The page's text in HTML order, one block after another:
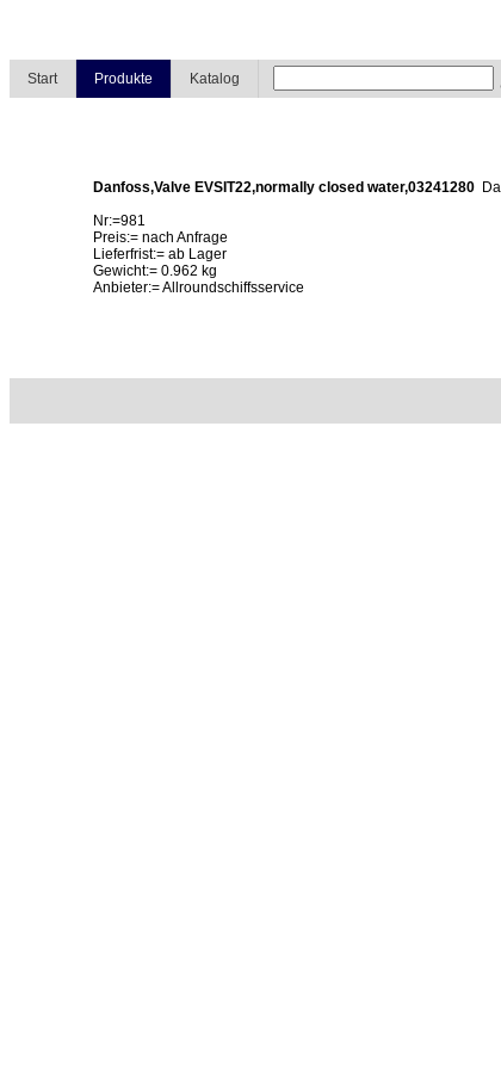
Start Produkte Katalog
Danfoss,Valve EVSIT22,normally closed water,03241280
Nr:=981
Preis:= nach Anfrage
Lieferfrist:= ab Lager
Gewicht:= 0.962 kg
Anbieter:= Allroundschiffsservice